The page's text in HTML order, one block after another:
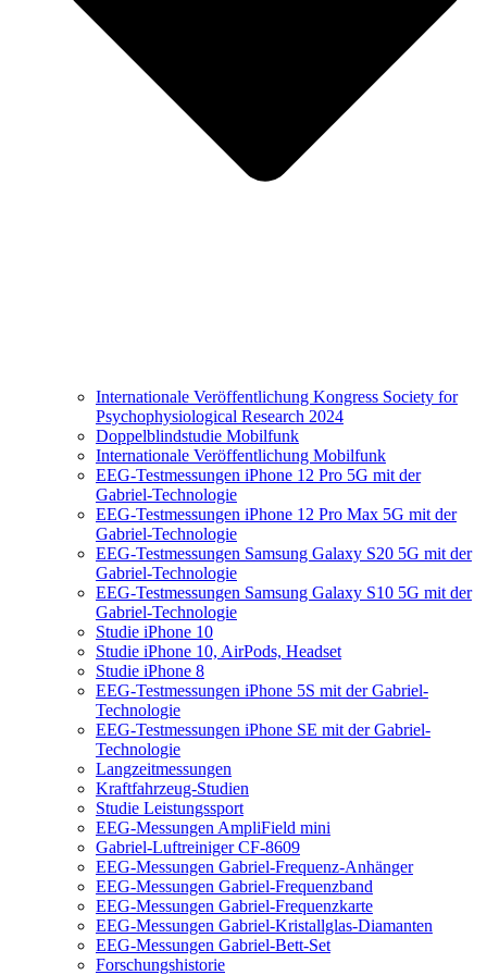
Internationale Veröffentlichung Kongress Society for
Psychophysiological Research 2024
Doppelblindstudie Mobilfunk
Internationale Veröffentlichung Mobilfunk
EEG-Testmessungen iPhone 12 Pro 5G mit der
Gabriel-Technologie
EEG-Testmessungen iPhone 12 Pro Max 5G mit der
Gabriel-Technologie
EEG-Testmessungen Samsung Galaxy S20 5G mit der
Gabriel-Technologie
EEG-Testmessungen Samsung Galaxy S10 5G mit der
Gabriel-Technologie
Studie iPhone 10
Studie iPhone 10, AirPods, Headset
Studie iPhone 8
EEG-Testmessungen iPhone 5S mit der Gabriel-
Technologie
EEG-Testmessungen iPhone SE mit der Gabriel-
Technologie
Langzeitmessungen
Kraftfahrzeug-Studien
Studie Leistungssport
EEG-Messungen AmpliField mini
Gabriel-Luftreiniger CF-8609
EEG-Messungen Gabriel-Frequenz-Anhänger
EEG-Messungen Gabriel-Frequenzband
EEG-Messungen Gabriel-Frequenzkarte
EEG-Messungen Gabriel-Kristallglas-Diamanten
EEG-Messungen Gabriel-Bett-Set
Forschungshistorie